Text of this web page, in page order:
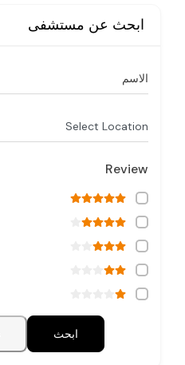
ابحث عن مستشفى
الاسم
Select Location
Review
ابحث